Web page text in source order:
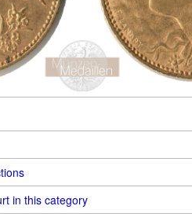
in this category